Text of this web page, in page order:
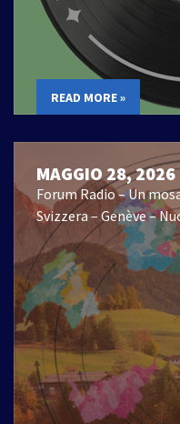
READ MORE »
MAGGIO 28, 2026
Forum Radio – Un
Svizzera – Genève –